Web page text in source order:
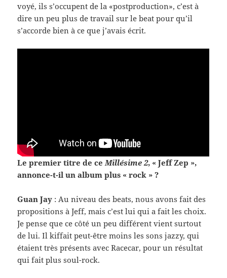
voyé, ils s’occupent de la «post­pro­duc­tion», c’est à
dire un peu plus de tra­vail sur le beat pour qu’il
s’accorde bien à ce que j’avais écrit.
Le pre­mier titre de ceMil­lésime 2, « Jeff Zep »,
annonce-​t-​il un album plus « rock » ?
Guan Jay : Au niveau des beats, nous avons fait des
propo­si­tions à Jeff, mais c’est lui qui a fait les choix.
Je pense que ce côté un peu dif­férent vient surtout
de lui. Il kif­fait peut-​être moins les sons jazzy, qui
étaient très présents avec Race­car, pour un résul­tat
qui fait plus soul-​rock.